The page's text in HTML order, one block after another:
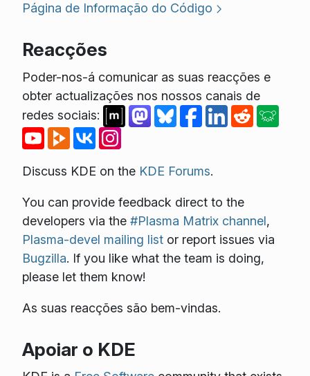
Página de Informação do Código
Reacções
Poder-nos-á comunicar as suas reacções e
obter actualizações nos nossos canais de
redes sociais:
Discuss KDE on the KDE Forums.
You can provide feedback direct to the
developers via the #Plasma Matrix channel,
Plasma-devel mailing listor report issues via
Bugzilla. If you like what the team is doing,
please let them know!
As suas reacções são bem-vindas.
Apoiar o KDE